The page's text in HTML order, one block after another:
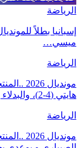
الرياضة
إسبانيا بطلاً
ميسي…
الرياضة
هايتي (4-2)، والبدلاء يصنعون…
الرياضة